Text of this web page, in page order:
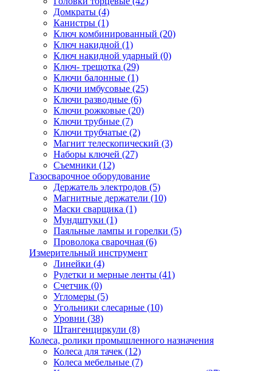
Домкраты (4)
Канистры (1)
Ключ комбинированный (20)
Ключ накидной (1)
Ключ накидной ударный (0)
Ключ- трещотка (29)
Ключи балонные (1)
Ключи имбусовые (25)
Ключи разводные (6)
Ключи рожковые (20)
Ключи трубные (7)
Ключи трубчатые (2)
Магнит телескопический (3)
Наборы ключей (27)
Съемники (12)
Газосварочное оборудование
Держатель электродов (5)
Магнитные держатели (10)
Маски сварщика (1)
Мундштуки (1)
Паяльные лампы и горелки (5)
Проволока сварочная (6)
Измерительный инструмент
Линейки (4)
Рулетки и мерные ленты (41)
Счетчик (0)
Угломеры (5)
Угольники слесарные (10)
Уровни (38)
Штангенциркули (8)
Колеса, ролики промышленного назначения
Колеса для тачек (12)
Колеса мебельные (7)